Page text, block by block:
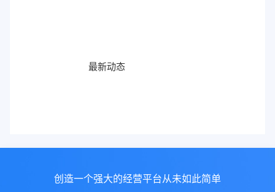
创造一个强大的经营平台从未如此简单